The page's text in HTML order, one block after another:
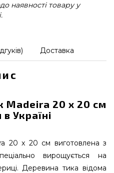
наявності товару у
Доставка
Madeira 20 x 20 см
Україні
20 x 20 см виготовлена з
вирощується на
Деревина тика відома